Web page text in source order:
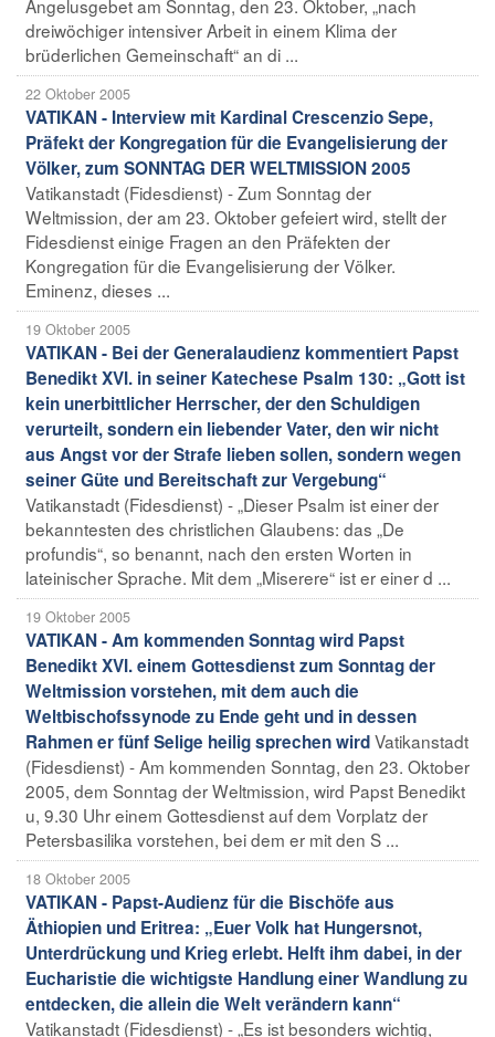
Angelusgebet am Sonntag, den 23. Oktober, „nach
dreiwöchiger intensiver Arbeit in einem Klima der
brüderlichen Gemeinschaft“ an di ...
22 Oktober 2005
VATIKAN - Interview mit Kardinal Crescenzio Sepe,
Präfekt der Kongregation für die Evangelisierung der
Völker, zum SONNTAG DER WELTMISSION 2005
Vatikanstadt (Fidesdienst) - Zum Sonntag der
Weltmission, der am 23. Oktober gefeiert wird, stellt der
Fidesdienst einige Fragen an den Präfekten der
Kongregation für die Evangelisierung der Völker.
Eminenz, dieses ...
19 Oktober 2005
VATIKAN - Bei der Generalaudienz kommentiert Papst
Benedikt XVI. in seiner Katechese Psalm 130: „Gott ist
kein unerbittlicher Herrscher, der den Schuldigen
verurteilt, sondern ein liebender Vater, den wir nicht
aus Angst vor der Strafe lieben sollen, sondern wegen
seiner Güte und Bereitschaft zur Vergebung“
Vatikanstadt (Fidesdienst) - „Dieser Psalm ist einer der
bekanntesten des christlichen Glaubens: das „De
profundis“, so benannt, nach den ersten Worten in
lateinischer Sprache. Mit dem „Miserere“ ist er einer d ...
19 Oktober 2005
VATIKAN - Am kommenden Sonntag wird Papst
Benedikt XVI. einem Gottesdienst zum Sonntag der
Weltmission vorstehen, mit dem auch die
Weltbischofssynode zu Ende geht und in dessen
Rahmen er fünf Selige heilig sprechen wirdVatikanstadt
(Fidesdienst) - Am kommenden Sonntag, den 23. Oktober
2005, dem Sonntag der Weltmission, wird Papst Benedikt
u, 9.30 Uhr einem Gottesdienst auf dem Vorplatz der
Petersbasilika vorstehen, bei dem er mit den S ...
18 Oktober 2005
VATIKAN - Papst-Audienz für die Bischöfe aus
Äthiopien und Eritrea: „Euer Volk hat Hungersnot,
Unterdrückung und Krieg erlebt. Helft ihm dabei, in der
Eucharistie die wichtigste Handlung einer Wandlung zu
entdecken, die allein die Welt verändern kann“
Vatikanstadt (Fidesdienst) - „Es ist besonders wichtig,